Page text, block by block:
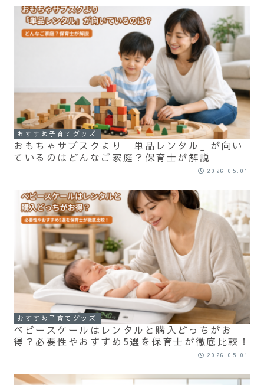
おすすめ子育てグッズ
おもちゃサブスクより「単品レンタル」が向い
ているのはどんなご家庭？保育士が解説
2026.05.01
おすすめ子育てグッズ
ベビースケールはレンタルと購入どっちがお
得？必要性やおすすめ5選を保育士が徹底比較！
2026.05.01